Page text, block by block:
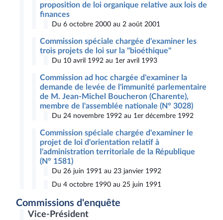
proposition de loi organique relative aux lois de
finances
Du 6 octobre 2000 au 2 août 2001
Commission spéciale chargée d'examiner les
trois projets de loi sur la "bioéthique"
Du 10 avril 1992 au 1er avril 1993
Commission ad hoc chargée d'examiner la
demande de levée de l'immunité parlementaire
de M. Jean-Michel Boucheron (Charente),
membre de l'assemblée nationale (N° 3028)
Du 24 novembre 1992 au 1er décembre 1992
Commission spéciale chargée d'examiner le
projet de loi d'orientation relatif à
l'administration territoriale de la République
(N° 1581)
Du 26 juin 1991 au 23 janvier 1992
Du 4 octobre 1990 au 25 juin 1991
Commissions d'enquête
Vice-Président